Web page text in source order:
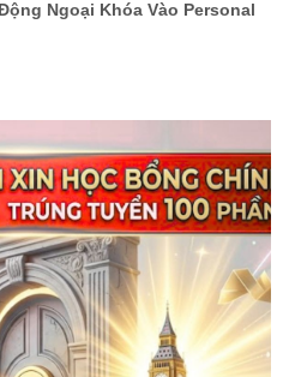
Ngoại Khóa Vào Personal